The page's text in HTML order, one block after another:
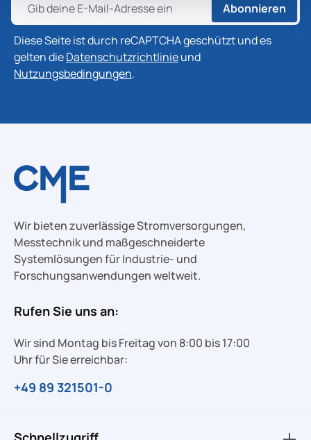
Abonnieren
Diese Seite ist durch reCAPTCHA geschützt und es
gelten dieDatenschutzrichtlinieund
Nutzungsbedingungen.
Wir bieten zuverlässige Stromversorgungen,
Messtechnik und maßgeschneiderte
Systemlösungen für Industrie- und
Forschungsanwendungen weltweit.
Rufen Sie uns an:
Wir sind Montag bis Freitag von 8:00 bis 17:00
Uhr für Sie erreichbar:
+49 89 321501-0